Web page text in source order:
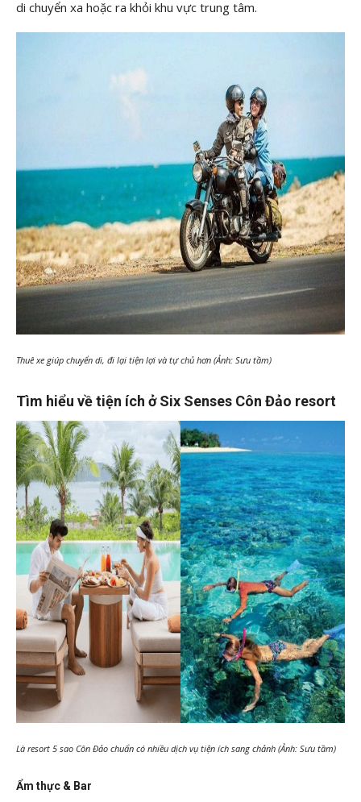
di chuyển xa hoặc ra khỏi khu vực trung tâm.
Thuê xe giúp chuyển di, đi lại tiện lợi và tự chủ hơn (Ảnh: Sưu tầm)
Tìm hiểu về tiện ích ở Six Senses Côn Đảo resort
Là resort 5 sao Côn Đảo chuẩn có nhiều dịch vụ tiện ích sang chảnh (Ảnh: Sưu tầm)
Ẩm thực & Bar